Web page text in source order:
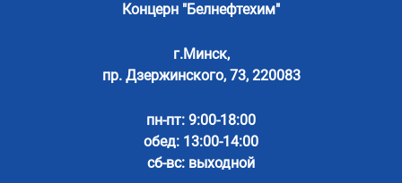
Концерн "Белнефтехим"
г.Минск,
пр. Дзержинского, 73, 220083
пн-пт: 9:00-18:00
обед: 13:00-14:00
сб-вс: выходной